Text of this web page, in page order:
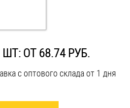
резьбой
для яхт
ОТ 68.74 РУБ.
с оптового склада от 1 дня